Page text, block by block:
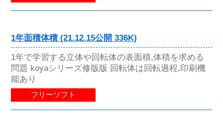
1年面積体積 (21.12.15公開 336K)
1年で学習する立体や回転体の表面積,体積を求める
問題 koyaシリーズ修版版 回転体は回転過程,印刷機
能あり
フリーソフト